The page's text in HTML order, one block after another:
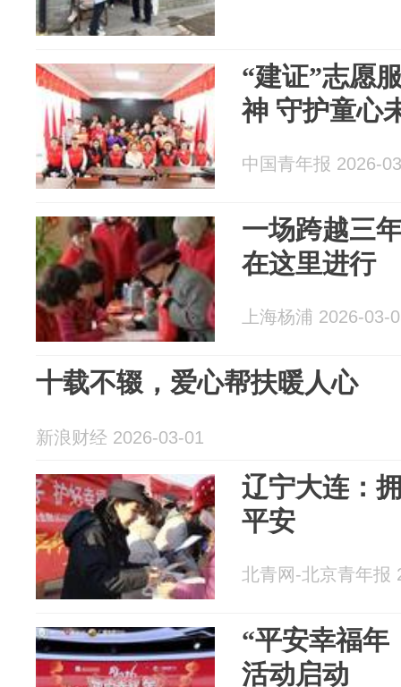
“建证”志愿
神 守护童心
中国青年报 2026-
一场跨越三
在这里进行
上海杨浦 2026-03-
十载不辍，爱心帮扶暖人心
新浪财经 2026-03-01
辽宁大连：
平安
北青网-北京青年报
“平安幸福年
活动启动